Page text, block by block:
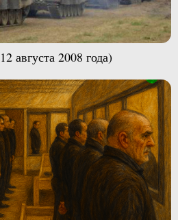
августа 2008 года)